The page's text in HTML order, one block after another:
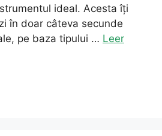
ideal. Acesta îți
în doar câteva secunde
pe baza tipului … Leer